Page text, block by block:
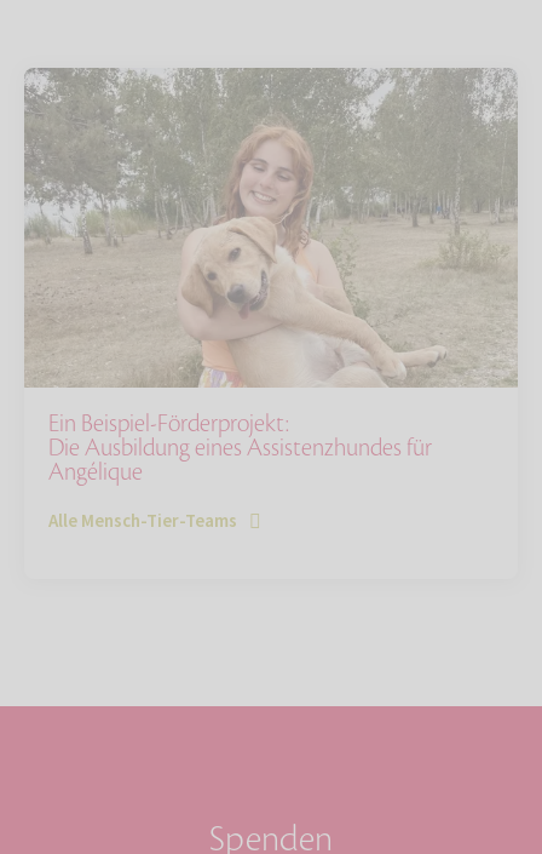
Ein Beispiel-Förderprojekt:
Die Ausbildung eines Assistenzhundes für
Angélique
Alle Mensch-Tier-Teams
Spenden